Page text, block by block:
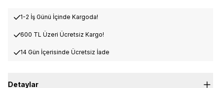
1-2 İş Günü İçinde Kargoda!
600 TL Üzeri Ücretsiz Kargo!
14 Gün İçerisinde Ücretsiz İade
Detaylar